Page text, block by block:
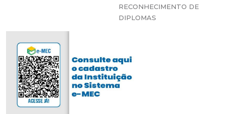
RECONHECIMENTO DE
DIPLOMAS